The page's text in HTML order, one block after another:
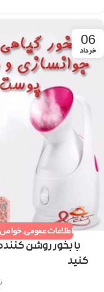
06
خرداد
اطلاعات عمومی,خواص
با بخور روشن
کنید